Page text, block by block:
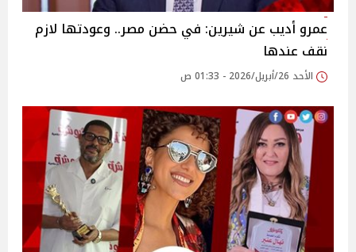
عمرو أديب عن شيرين: في حضن مصر.. وعودتها لازم
نقف عندها
الأحد 26/أبريل/2026 - 01:33 ص